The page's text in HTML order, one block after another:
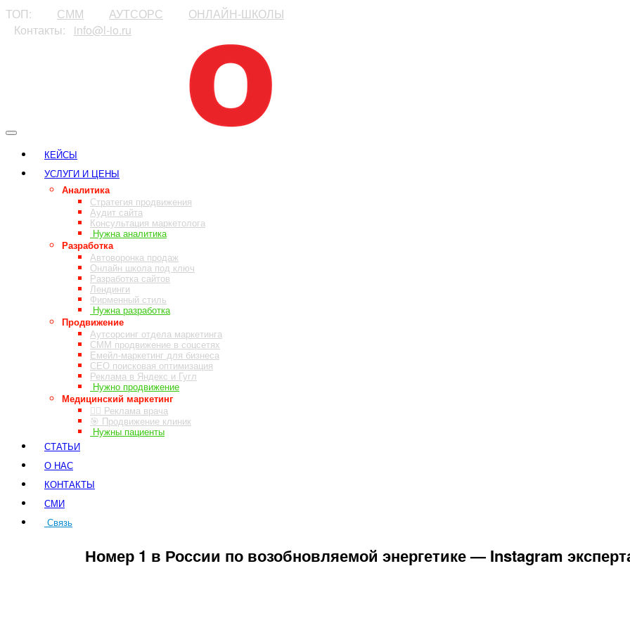
ТОП: СММ АУТСОРС
ОНЛАЙН-ШКОЛЫ
⠀Контакты:⠀ info@l-io.ru
КЕЙСЫ
УСЛУГИ И ЦЕНЫ
Аналитика
Стратегия продвижения
Аудит сайта
Консультация маркетолога
Нужна аналитика
Разработка
Автоворонка продаж
Онлайн школа под ключ
Разработка сайтов
Лендинги
Фирменный стиль
Нужна разработка
Продвижение
Аутсорсинг отдела маркетинга
СММ продвижение в соцсетях
Емейл-маркетинг для бизнеса
СЕО поисковая оптимизация
Реклама в Яндекс и Гугл
Нужно продвижение
Медицинский маркетинг
👨‍⚕️ Реклама врача
🎯 Продвижение клиник
Нужны пациенты
СТАТЬИ
О НАС
КОНТАКТЫ
СМИ
Связь
Номер 1 в России по возобновляемой энергетике — Instagram